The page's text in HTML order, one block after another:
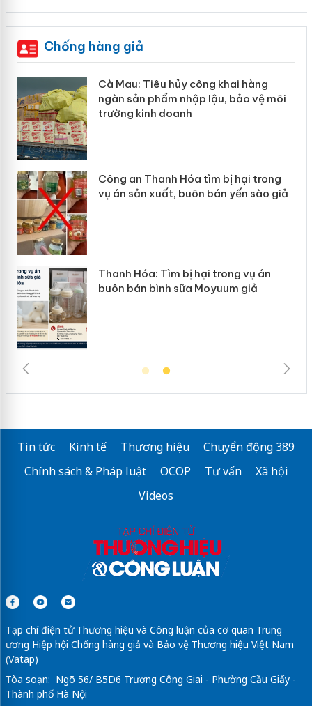
Chống hàng giả
Cà Mau: Tiêu hủy công khai hàng
ngàn sản phẩm nhập lậu, bảo vệ môi
trường kinh doanh
Công an Thanh Hóa tìm bị hại trong
vụ án sản xuất, buôn bán yến sào giả
Thanh Hóa: Tìm bị hại trong vụ án
buôn bán bình sữa Moyuum giả
Tin tức Kinh tế Thương hiệu
Chuyển động 389
Chính sách & Pháp luật
OCOP Tư vấn
Xã hội
Videos
Tạp chí điện tử Thương hiệu và Công luận của cơ quan Trung
ương Hiệp hội Chống hàng giả và Bảo vệ Thương hiệu Việt Nam
(Vatap)
Tòa soạn: Ngõ 56/ B5D6 Trương Công Giai - Phường Cầu Giấy -
Thành phố Hà Nội